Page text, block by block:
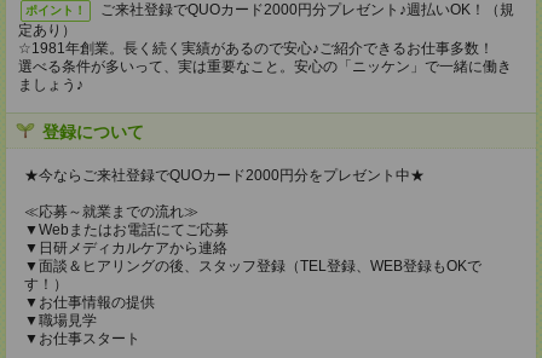
ポイント！
ご来社登録でQUOカード2000円分プレゼント♪週払いOK！（規
定あり）
☆1981年創業。長く続く実績があるので安心♪ご紹介できるお仕事多数！
選べる条件が多いって、実は重要なこと。安心の「ニッケン」で一緒に働き
ましょう♪
登録について
★今ならご来社登録でQUOカード2000円分をプレゼント中★
≪応募～就業までの流れ≫
▼Webまたはお電話にてご応募
▼日研メディカルケアから連絡
▼面談＆ヒアリングの後、スタッフ登録（TEL登録、WEB登録もOKで
す！）
▼お仕事情報の提供
▼職場見学
▼お仕事スタート